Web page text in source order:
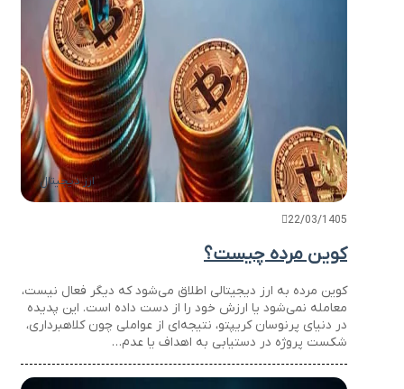
ارز دیجیتال
22/03/1405
کوین مرده چیست؟
کوین مرده به ارز دیجیتالی اطلاق می‌شود که دیگر فعال نیست،
معامله نمی‌شود یا ارزش خود را از دست داده است. این پدیده
در دنیای پرنوسان کریپتو، نتیجه‌ای از عواملی چون کلاهبرداری،
شکست پروژه در دستیابی به اهداف یا عدم…